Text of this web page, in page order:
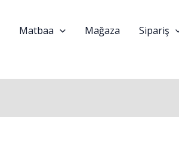
Matbaa Mağaza Sipariş